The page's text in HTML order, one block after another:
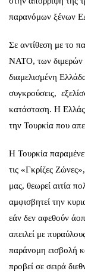
παρανόμων ξένων
Σε αντίθεση με το
ΝΑΤΟ, των διμερών
διαμελισμένη
συγκρούσεις,
κατάσταση. Η Ελλάς
την Τουρκία που
Η Τουρκία
τις «Γκρίζες
μας, θεωρεί αιτία
αμφισβητεί την
εάν δεν αφεθούν
απειλεί με
παράνομη εισβολή
προβεί σε σειρά